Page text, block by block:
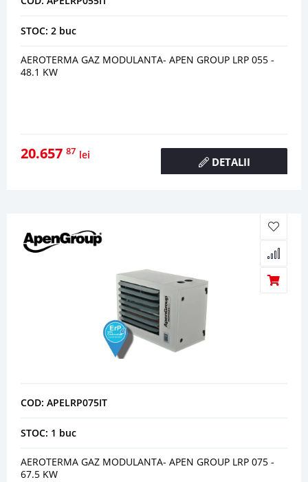
STOC: 2 buc
AEROTERMA GAZ MODULANTA- APEN GROUP LRP 055 -
48.1 KW
20.657 87 lei
DETALII
COD: APELRP075IT
STOC: 1 buc
AEROTERMA GAZ MODULANTA- APEN GROUP LRP 075 -
67.5 KW